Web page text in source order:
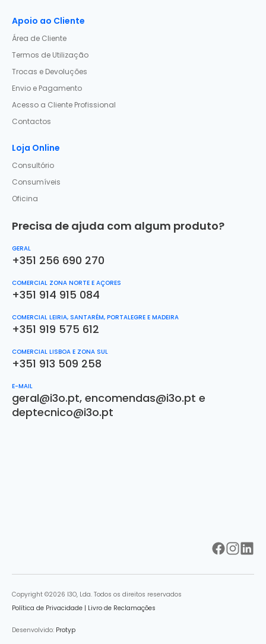
Apoio ao Cliente
Área de Cliente
Termos de Utilização
Trocas e Devoluções
Envio e Pagamento
Acesso a Cliente Profissional
Contactos
Loja Online
Consultório
Consumíveis
Oficina
Precisa de ajuda com algum produto?
GERAL
+351 256 690 270
COMERCIAL ZONA NORTE E AÇORES
+351 914 915 084
COMERCIAL LEIRIA, SANTARÉM, PORTALEGRE E MADEIRA
+351 919 575 612
COMERCIAL LISBOA E ZONA SUL
+351 913 509 258
E-MAIL
geral@i3o.pt,encomendas@i3o.pt e
deptecnico@i3o.pt
Copyright ©2026 I3O, Lda. Todos os direitos reservados
Política de Privacidade | Livro de Reclamações
Desenvolvido: Protyp